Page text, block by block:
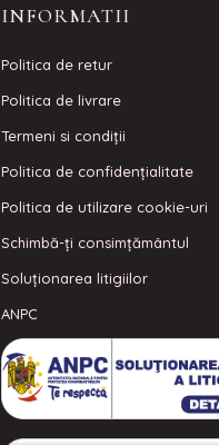
INFORMATII
Politica de retur
Politica de livrare
Termeni si condiţii
Politica de confidenţialitate
Politica de utilizare cookie-uri
Schimbă-ți consimțământul
Soluționarea litigiilor
ANPC